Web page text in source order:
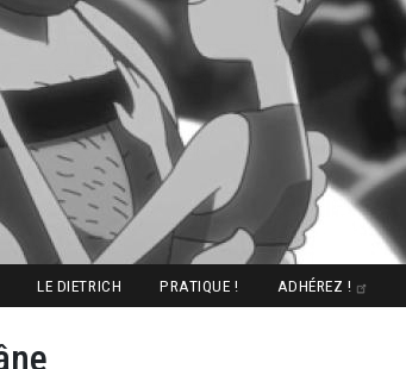
LE DIETRICH PRATIQUE ! ADHÉREZ !